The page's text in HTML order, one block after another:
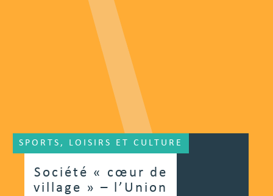
Société « cœur de
village » – l’Union
SPORTS, LOISIRS ET CULTURE